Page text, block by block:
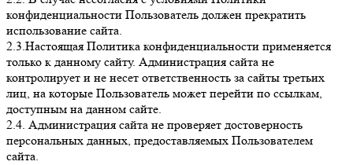
конфиденциальности Пользователь должен прекратить
использование сайта.
2.3.Настоящая Политика конфиденциальности применяется
только к данному сайту. Администрация сайта не
контролирует и не несет ответственность за сайты третьих
лиц, на которые Пользователь может перейти по ссылкам,
доступным на данном сайте.
2.4. Администрация сайта не проверяет достоверность
персональных данных, предоставляемых Пользователем
сайта.